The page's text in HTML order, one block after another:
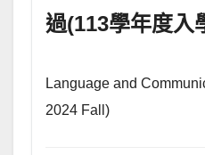
過(113學年度入
Language and
2024 Fall)